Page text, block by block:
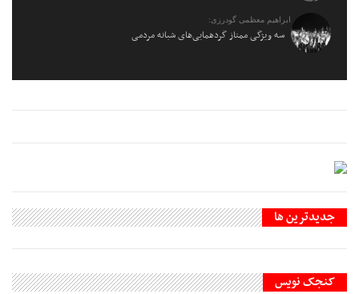
ابراهیم معظمی گودرزی:
سه ویژگی ممتاز گردهمایی‌های شبانه مردمی
جديدترين ها
کنجک نویس